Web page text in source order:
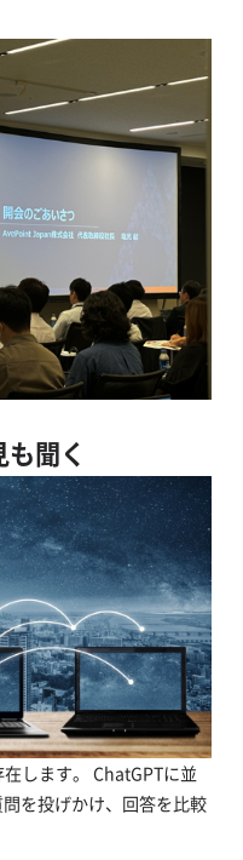
聞く
します。 ChatGPTに並
を投げかけ、回答を比較